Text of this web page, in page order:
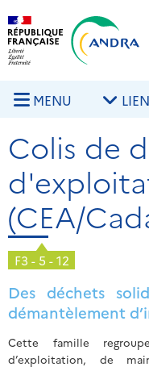
Aller au contenu
MENU
Colis de
(CEA/
F3 - 5 - 12
Des déchets
démantèlement
Cette famille
d’exploitation, de